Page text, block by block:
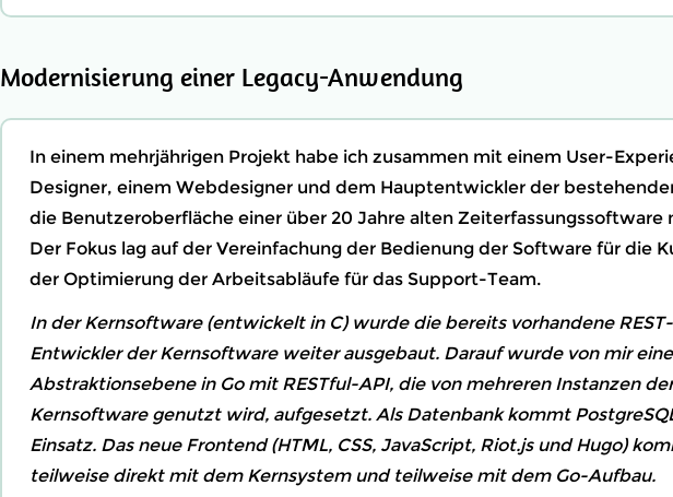
Modernisierung einer Legacy-Anwendung
In einem mehrjährigen Projekt habe ich zusammen mit einem User-
Designer, einem Webdesigner und dem Hauptentwickler der
die Benutzeroberfläche einer über 20 Jahre alten Zeiterfassungssoftware
Der Fokus lag auf der Vereinfachung der Bedienung der Software für die
der Optimierung der Arbeitsabläufe für das Support-Team.
In der Kernsoftware (entwickelt in C) wurde die bereits vorhandene
Entwickler der Kernsoftware weiter ausgebaut. Darauf wurde von mir eine
Abstraktionsebene in Go mit RESTful-API, die von mehreren Instanzen der
Kernsoftware genutzt wird, aufgesetzt. Als Datenbank kommt
Einsatz. Das neue Frontend (HTML, CSS, JavaScript, Riot.js und Hugo)
teilweise direkt mit dem Kernsystem und teilweise mit dem Go-Aufbau.